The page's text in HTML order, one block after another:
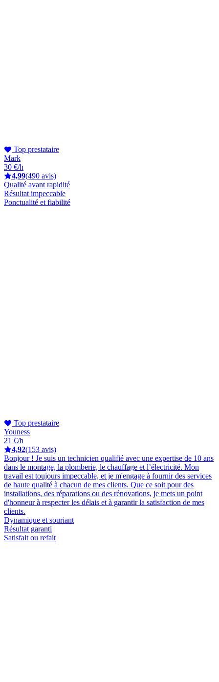
Top prestataire
Mark
30 €/h
4,99(490 avis)
Qualité avant rapidité
Résultat impeccable
Ponctualité et fiabilité
Top prestataire
Youness
21 €/h
4,92(153 avis)
Bonjour ! Je suis un technicien qualifié avec une expertise de 10 ans
dans le montage, la plomberie, le chauffage et l’électricité. Mon
travail est toujours impeccable, et je m'engage à fournir des services
de haute qualité à chacun de mes clients. Que ce soit pour des
installations, des réparations ou des rénovations, je mets un point
d'honneur à respecter les délais et à garantir la satisfaction de mes
clients.
Dynamique et souriant
Résultat garanti
Satisfait ou refait